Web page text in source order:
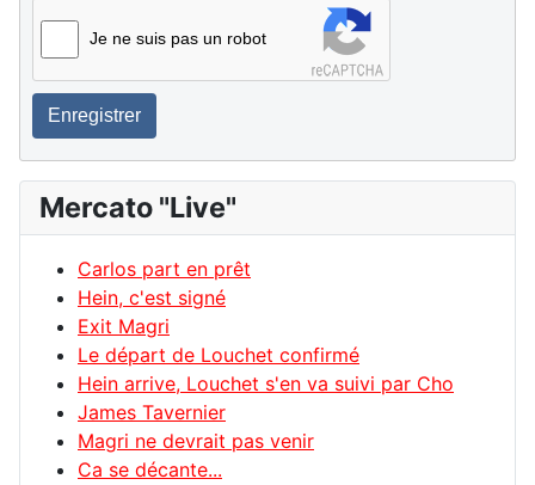
Je ne suis pas un robot
Enregistrer
Mercato "Live"
Carlos part en prêt
Hein, c'est signé
Exit Magri
Le départ de Louchet confirmé
Hein arrive, Louchet s'en va suivi par Cho
James Tavernier
Magri ne devrait pas venir
Ca se décante...